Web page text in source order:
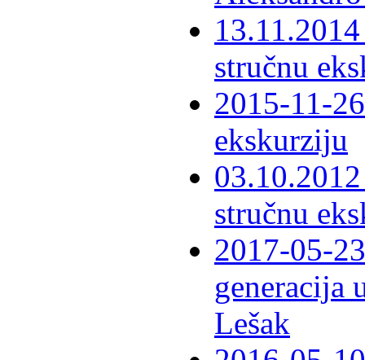
stručnu
2015-11-
ekskurziju
stručnu
2017-05-
generacija
Lešak